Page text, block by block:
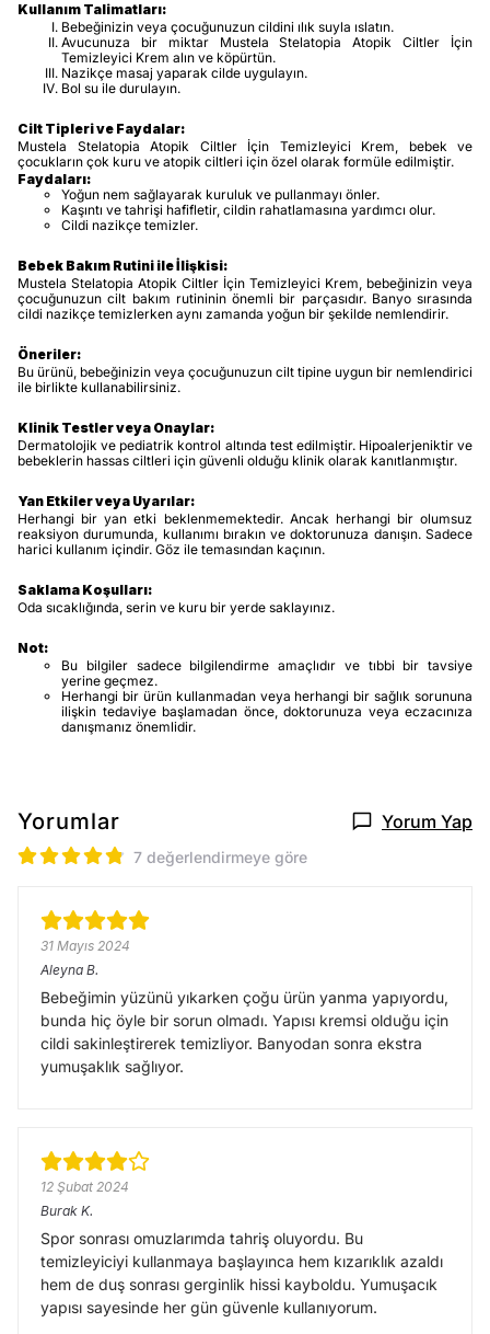
Kullanım Talimatları:
Bebeğinizin veya çocuğunuzun cildini ılık suyla ıslatın.
Avucunuza bir miktar Mustela Stelatopia Atopik Ciltler İçin
Temizleyici Krem alın ve köpürtün.
Nazikçe masaj yaparak cilde uygulayın.
Bol su ile durulayın.
Cilt Tipleri ve Faydalar:
Mustela Stelatopia Atopik Ciltler İçin Temizleyici Krem, bebek ve
çocukların çok kuru ve atopik ciltleri için özel olarak formüle edilmiştir.
Faydaları:
Yoğun nem sağlayarak kuruluk ve pullanmayı önler.
Kaşıntı ve tahrişi hafifletir, cildin rahatlamasına yardımcı olur.
Cildi nazikçe temizler.
Bebek Bakım Rutini ile İlişkisi:
Mustela Stelatopia Atopik Ciltler İçin Temizleyici Krem, bebeğinizin veya
çocuğunuzun cilt bakım rutininin önemli bir parçasıdır. Banyo sırasında
cildi nazikçe temizlerken aynı zamanda yoğun bir şekilde nemlendirir.
Öneriler:
Bu ürünü, bebeğinizin veya çocuğunuzun cilt tipine uygun bir nemlendirici
ile birlikte kullanabilirsiniz.
Klinik Testler veya Onaylar:
Dermatolojik ve pediatrik kontrol altında test edilmiştir. Hipoalerjeniktir ve
bebeklerin hassas ciltleri için güvenli olduğu klinik olarak kanıtlanmıştır.
Yan Etkiler veya Uyarılar:
Herhangi bir yan etki beklenmemektedir. Ancak herhangi bir olumsuz
reaksiyon durumunda, kullanımı bırakın ve doktorunuza danışın. Sadece
harici kullanım içindir. Göz ile temasından kaçının.
Saklama Koşulları:
Oda sıcaklığında, serin ve kuru bir yerde saklayınız.
Not:
Bu bilgiler sadece bilgilendirme amaçlıdır ve tıbbi bir tavsiye
yerine geçmez.
Herhangi bir ürün kullanmadan veya herhangi bir sağlık sorununa
ilişkin tedaviye başlamadan önce, doktorunuza veya eczacınıza
danışmanız önemlidir.
Yorumlar Yorum Yap
7 değerlendirmeye göre
31 Mayıs 2024
Aleyna B.
Bebeğimin yüzünü yıkarken çoğu ürün yanma yapıyordu,
bunda hiç öyle bir sorun olmadı. Yapısı kremsi olduğu için
cildi sakinleştirerek temizliyor. Banyodan sonra ekstra
yumuşaklık sağlıyor.
12 Şubat 2024
Burak K.
Spor sonrası omuzlarımda tahriş oluyordu. Bu
temizleyiciyi kullanmaya başlayınca hem kızarıklık azaldı
hem de duş sonrası gerginlik hissi kayboldu. Yumuşacık
yapısı sayesinde her gün güvenle kullanıyorum.